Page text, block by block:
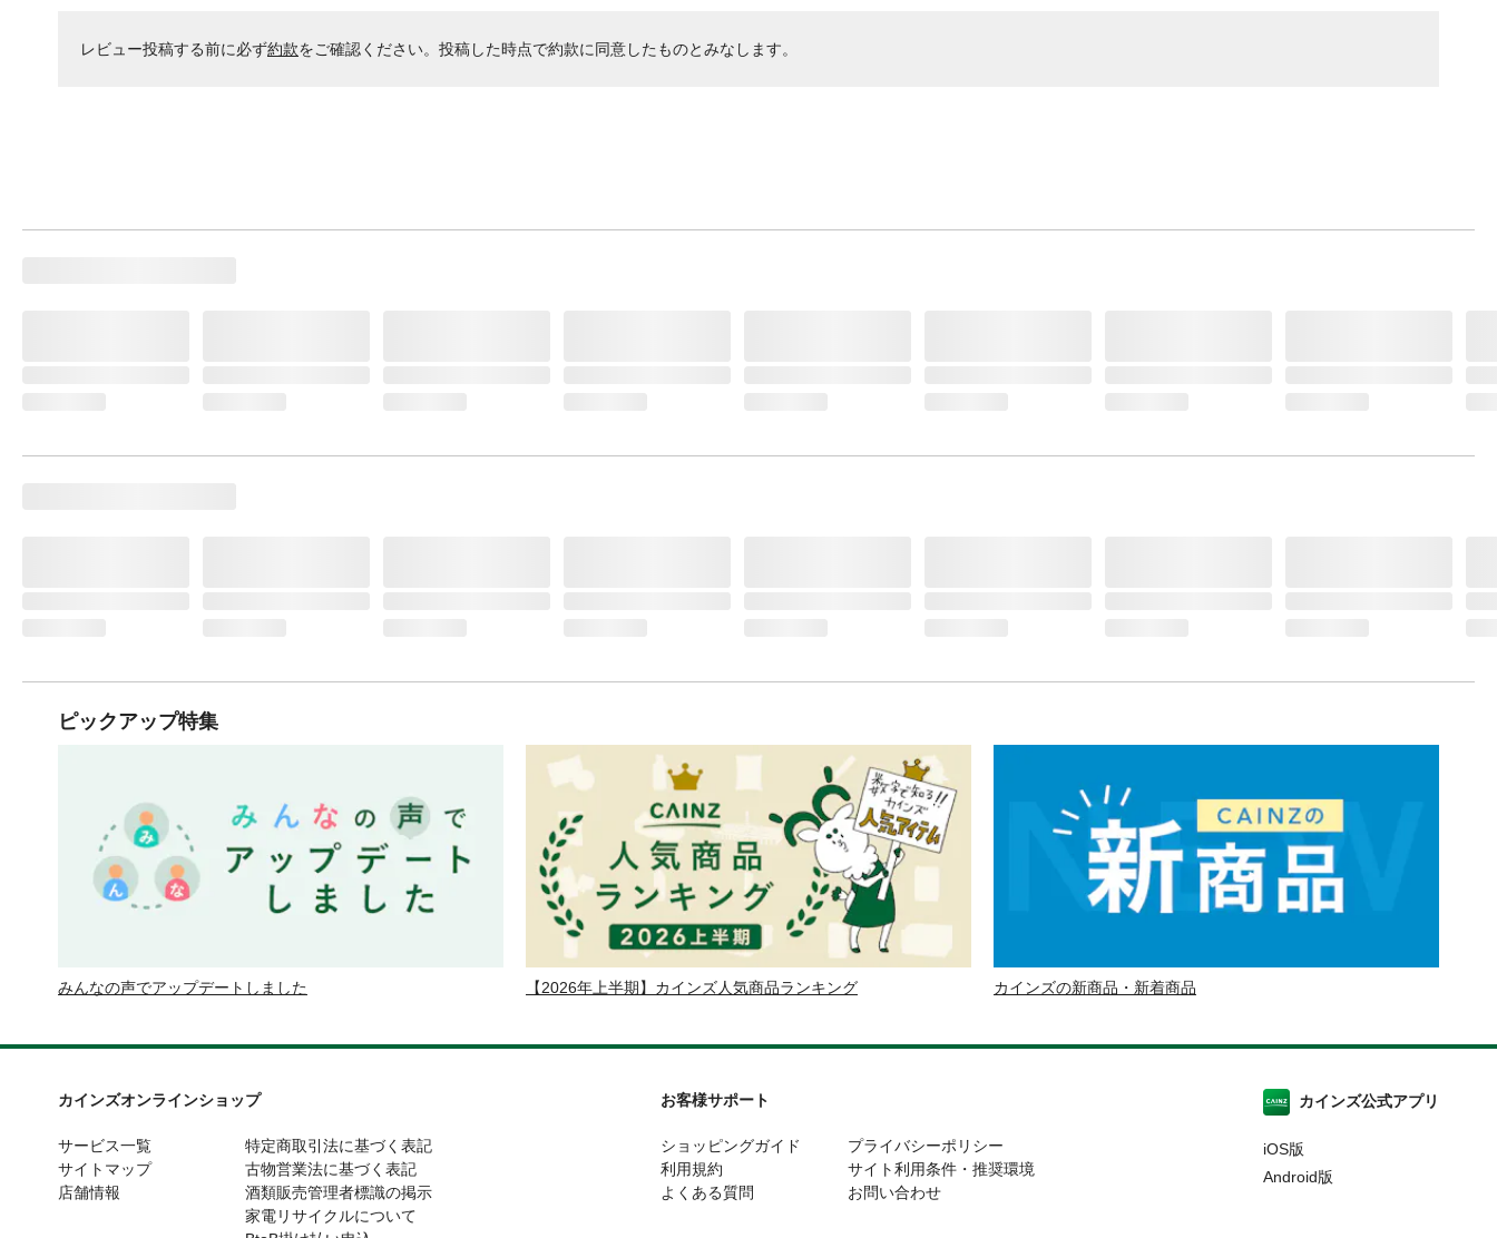
レビュー投稿する前に必ず約款をご確認ください。投稿した時点で約款に同意したものとみなします。
ピックアップ特集
みんなの声でアップデートしました 【2026年上半期】カインズ人気商品ランキング カインズの新商品・新着商品
カインズオンラインショップ
サービス一覧
サイトマップ
店舗情報
特定商取引法に基づく表記
古物営業法に基づく表記
酒類販売管理者標識の掲示
家電リサイクルについて
お客様サポート
ショッピングガイド
利用規約
よくある質問
プライバシーポリシー
サイト利用条件・推奨環境
お問い合わせ
カインズ公式アプリ
iOS版
Android版